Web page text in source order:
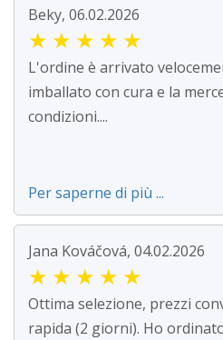
Beky, 06.02.2026
★ ★ ★ ★ ★
L'ordine è arrivato
imballato con cura e la
condizioni....
Per saperne di più ...
Jana Kováčová, 04.02.2026
★ ★ ★ ★ ★
Ottima selezione, prezzi
rapida (2 giorni). Ho